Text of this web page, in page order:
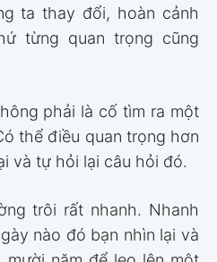
ta thay đổi, hoàn cảnh
từng quan trọng cũng
phải là cố tìm ra một
thể điều quan trọng hơn
và tự hỏi lại câu hỏi đó.
trôi rất nhanh. Nhanh
nào đó bạn nhìn lại và